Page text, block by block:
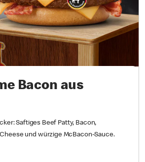
Bacon aus
Saftiges Beef Patty, Bacon,
und würzige McBacon-Sauce.